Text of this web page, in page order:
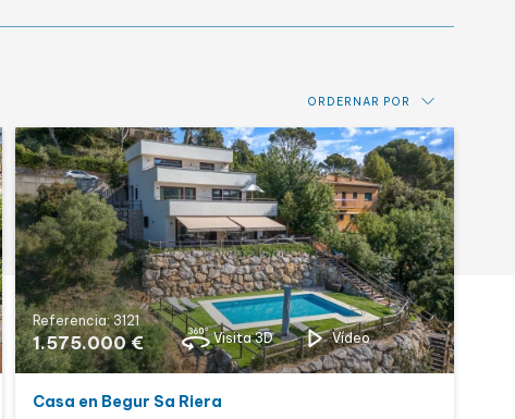
ORDERNAR POR
Precio: de más bajo a más alto
Precio: de más alto a más bajo
Novedades
Alfabético por referencia
Referencia: 3121
1.575.000 € Visita 3D Vídeo
Casa en Begur Sa Riera